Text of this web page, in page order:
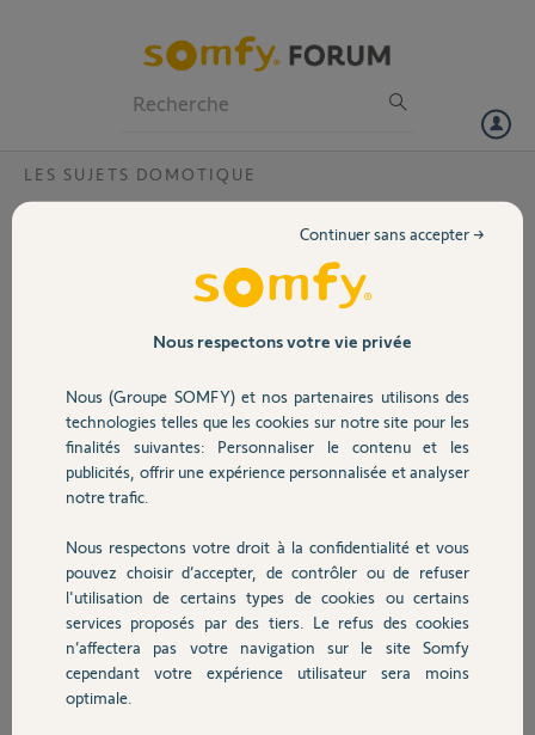
Volet
Sécurité
Domotique
Chauffage
Autres produits
LES SUJETS DOMOTIQUE
Vente Tahoma, envoi postal
je viens de vendre ma box tahoma, et je viens de faire la demande sur
Est ce que je peux envoyer ma Tahoma en même temps que la
Ou est ce que la réinitialisation a besoin que la Tahoma soit connecter
a Internet?
Merci,
Frédéric
Frédéric H.
il y a plus de 4 ans
Participer au fil de discussion
Réponses
Nous respectons votre vie privée
Nous (Groupe SOMFY) et nos partenaires utilisons des
technologies telles que les cookies sur notre site pour les
finalités suivantes: Personnaliser le contenu et les
publicités, offrir une expérience personnalisée et analyser
notre trafic.
Nous respectons votre droit à la confidentialité et vous
pouvez choisir d’accepter, de contrôler ou de refuser
l'utilisation de certains types de cookies ou certains
services proposés par des tiers. Le refus des cookies
n’affectera pas votre navigation sur le site Somfy
cependant votre expérience utilisateur sera moins
optimale.
Continuer sans accepter →